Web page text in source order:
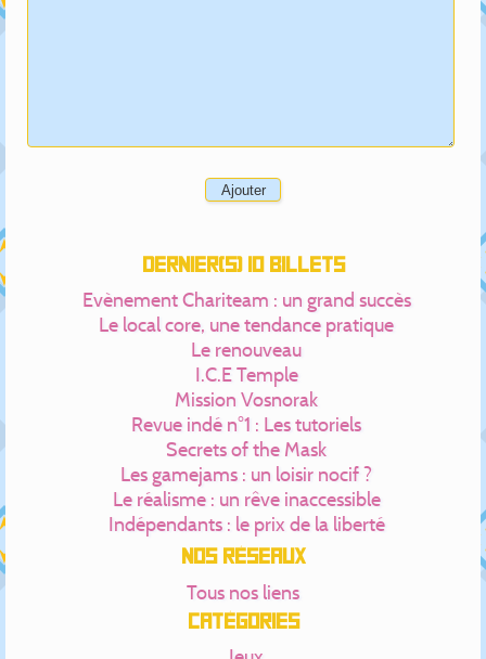
Dernier(s) 10 billets
Evènement Chariteam : un grand succès
Le local core, une tendance pratique
Le renouveau
I.C.E Temple
Mission Vosnorak
Revue indé n°1 : Les tutoriels
Secrets of the Mask
Les gamejams : un loisir nocif ?
Le réalisme : un rêve inaccessible
Indépendants : le prix de la liberté
Nos réseaux
Tous nos liens
Catégories